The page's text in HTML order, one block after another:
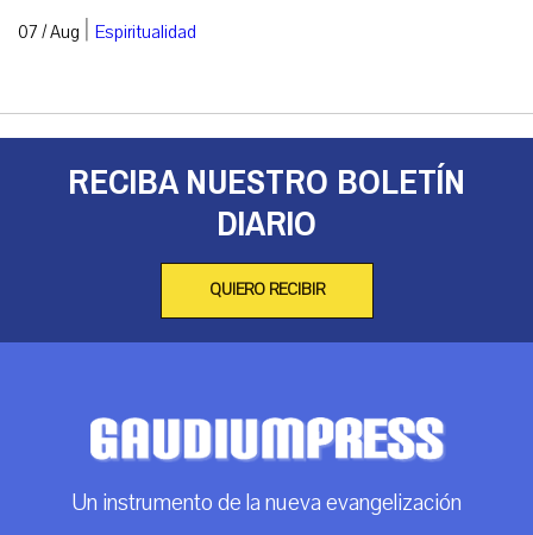
07 / Aug | Espiritualidad
RECIBA NUESTRO BOLETÍN
DIARIO
QUIERO RECIBIR
Un instrumento de la nueva evangelización